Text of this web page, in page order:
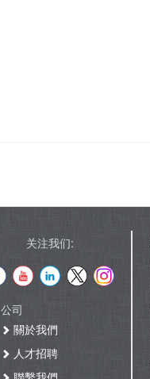
关注我们:
公司
關於我們
人才招聘